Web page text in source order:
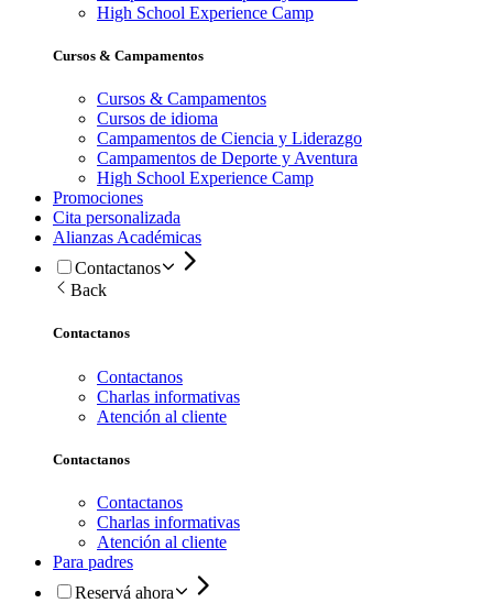
High School Experience Camp
Cursos & Campamentos
Cursos & Campamentos
Cursos de idioma
Campamentos de Ciencia y Liderazgo
Campamentos de Deporte y Aventura
High School Experience Camp
Promociones
Cita personalizada
Alianzas Académicas
Contactanos
Back
Contactanos
Contactanos
Charlas informativas
Atención al cliente
Contactanos
Contactanos
Charlas informativas
Atención al cliente
Para padres
Reservá ahora